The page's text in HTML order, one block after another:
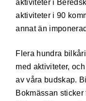
aktiviteter i
aktiviteter i 90
annat än
Flera hundra
med aktiviteter,
av våra budskap.
Bokmässan